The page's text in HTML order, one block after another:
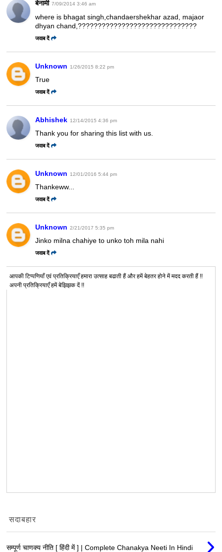
बेनामी 7/09/2014 3:46 am
where is bhagat singh,chandaershekhar azad, majaor
dhyan chand,??????????????????????????????
जवाब दें
Unknown 1/26/2015 8:22 pm
True
जवाब दें
Abhishek 12/14/2015 4:36 pm
Thank you for sharing this list with us.
जवाब दें
Unknown 12/01/2016 5:44 pm
Thankeww...
जवाब दें
Unknown 2/21/2017 5:35 pm
Jinko milna chahiye to unko toh mila nahi
जवाब दें
आपकी टिप्पणियाँ एवं प्रतिक्रियाएँ हमारा उत्साह बढाती हैं और हमें बेहतर होने में मदद करती हैं !!
अपनी प्रतिक्रियाएँ हमें बेझिझक दें !!
सदाबहार
सम्पूर्ण चाणक्य नीति [ हिंदी में ] | Complete Chanakya Neeti In Hindi